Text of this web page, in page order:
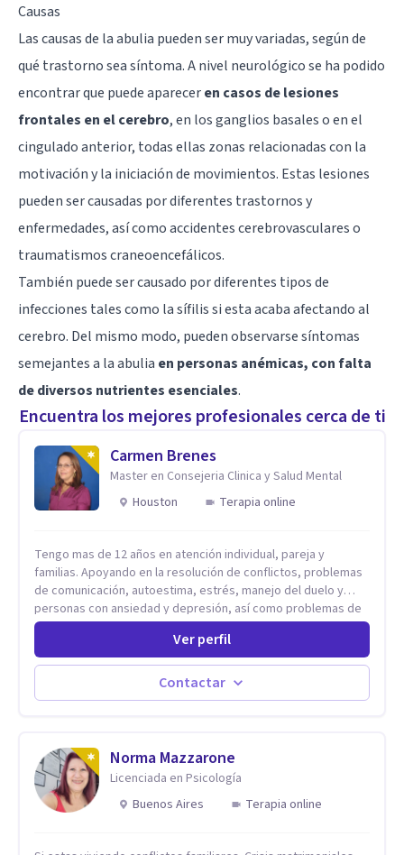
Causas
Las causas de la abulia pueden ser muy variadas, según de
qué trastorno sea síntoma. A nivel neurológico se ha podido
encontrar que puede apareceren casos de lesiones
frontales en el cerebro, en losganglios basaleso en el
cingulado anterior, todas ellas zonas relacionadas con la
motivación y la iniciación de movimientos. Estas lesiones
pueden ser causadas por diferentes trastornos y
enfermedades, así como accidentes cerebrovasculares o
traumatismos craneoencefálicos.
También puede ser causado por diferentes tipos de
infecciones tales como la sífilis si esta acaba afectando al
cerebro. Del mismo modo, pueden observarse síntomas
semejantes a la abulia en personas anémicas, con falta
de diversos nutrientes esenciales.
Encuentra los mejores profesionales cerca de ti
Carmen Brenes
Master en Consejeria Clinica y Salud Mental
Houston
Terapia online
Tengo mas de 12 años en atención individual, pareja y
familias. Apoyando en la resolución de conflictos, problemas
de comunicación, autoestima, estrés, manejo del duelo y
personas con ansiedad y depresión, así como problemas de
conducta y comportamiento. Desarrollo de personas
Estableciendo metas a corto y largo plazo, es vital para la
vida de cada uno tener su propia vision.
Ver perfil
Contactar
Norma Mazzarone
Licenciada en Psicología
Buenos Aires
Terapia online